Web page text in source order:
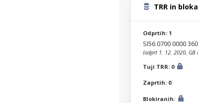
TRR in
Odprtih: 1
SI56 0700 0000
(odprt 1. 12. 2020, GB
Tuji TRR: 0
Zaprtih: 0
Blokiranih: